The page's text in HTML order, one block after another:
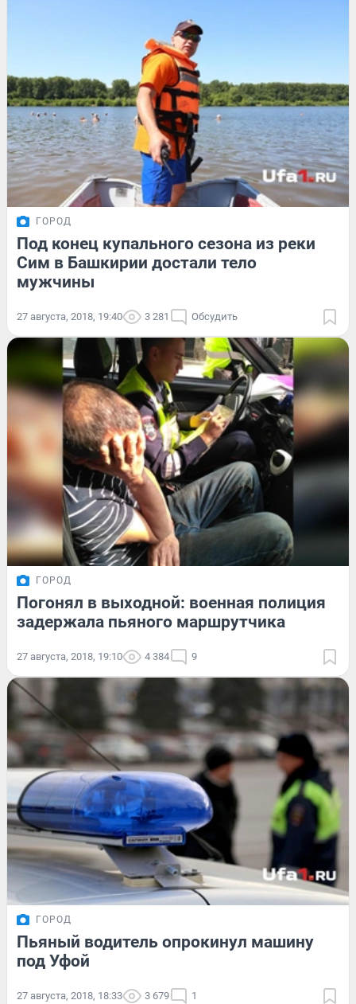
ГОРОД
Под конец купального сезона из реки
Сим в Башкирии достали тело
мужчины
27 августа, 2018, 19:40 3 281 Обсудить
ГОРОД
Погонял в выходной: военная полиция
задержала пьяного маршрутчика
27 августа, 2018, 19:10 4 384 9
ГОРОД
Пьяный водитель опрокинул машину
под Уфой
27 августа, 2018, 18:33 3 679 1